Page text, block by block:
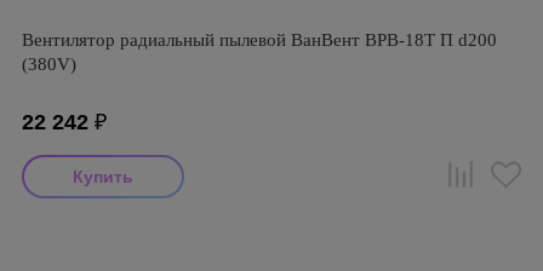
Вентилятор радиальный пылевой ВанВент ВРВ-18Т П d200
(380V)
22 242 ₽